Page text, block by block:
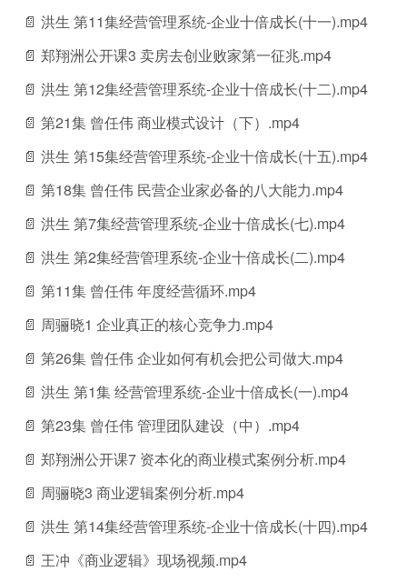
📄 洪生 第11集经营管理系统-企业十倍成长(十一).mp4
📄 郑翔洲公开课3 卖房去创业败家第一征兆.mp4
📄 洪生 第12集经营管理系统-企业十倍成长(十二).mp4
📄 第21集 曾任伟 商业模式设计（下）.mp4
📄 洪生 第15集经营管理系统-企业十倍成长(十五).mp4
📄 第18集 曾任伟 民营企业家必备的八大能力.mp4
📄 洪生 第7集经营管理系统-企业十倍成长(七).mp4
📄 洪生 第2集经营管理系统-企业十倍成长(二).mp4
📄 第11集 曾任伟 年度经营循环.mp4
📄 周骊晓1 企业真正的核心竞争力.mp4
📄 第26集 曾任伟 企业如何有机会把公司做大.mp4
📄 洪生 第1集 经营管理系统-企业十倍成长(一).mp4
📄 第23集 曾任伟 管理团队建设（中）.mp4
📄 郑翔洲公开课7 资本化的商业模式案例分析.mp4
📄 周骊晓3 商业逻辑案例分析.mp4
📄 洪生 第14集经营管理系统-企业十倍成长(十四).mp4
📄 王冲《商业逻辑》现场视频.mp4